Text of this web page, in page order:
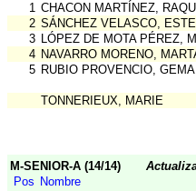
1 CHACON MARTÍNEZ,
2 SÁNCHEZ VELASCO,
3 LÓPEZ DE MOTA PÉREZ,
4 NAVARRO MORENO,
5 RUBIO PROVENCIO, GEMA
TONNERIEUX, MARIE
M-SENIOR-A (14/14)
Pos Nombre